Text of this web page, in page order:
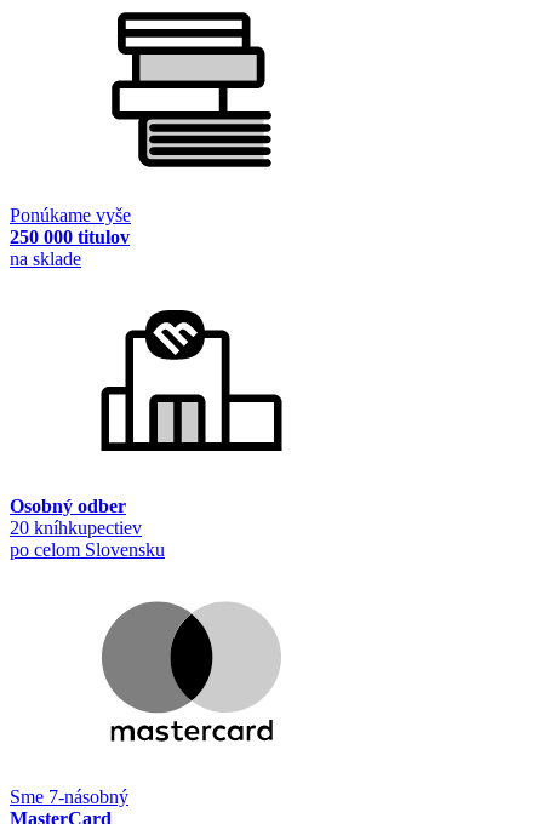
Ponúkame vyše
250 000 titulov
na sklade
Osobný odber
20 kníhkupectiev
po celom Slovensku
Sme 7-násobný
MasterCard